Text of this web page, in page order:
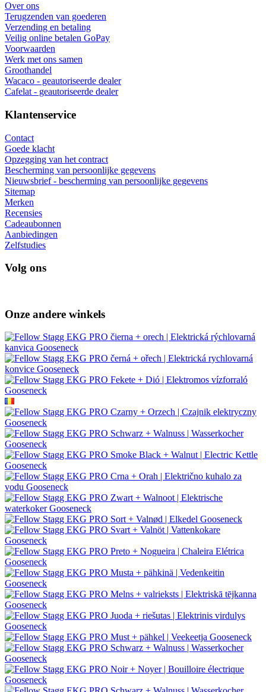
Over ons
Terugzenden van goederen
Verzending en betaling
Veilig online betalen GoPay
Voorwaarden
Werk met ons samen
Groothandel
Wacaco - geautoriseerde dealer
Cafelat - geautoriseerde dealer
Klantenservice
Contact
Goede klacht
Opzegging van het contract
Bescherming van persoonlijke gegevens
Nieuwsbrief - bescherming van persoonlijke gegevens
Sitemap
Merken
Recensies
Cadeaubonnen
Aanbiedingen
Zelfstudies
Volg ons
Onze andere winkels